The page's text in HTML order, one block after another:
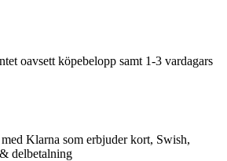
oavsett köpebelopp samt 1-3 vardagars
Klarna som erbjuder kort, Swish,
delbetalning